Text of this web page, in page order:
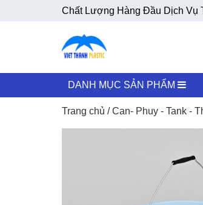
Chất Lượng Hàng Đầu Dịch Vụ
DANH MỤC SẢN PHẨM
Trang chủ /Can- Phuy - Tank -